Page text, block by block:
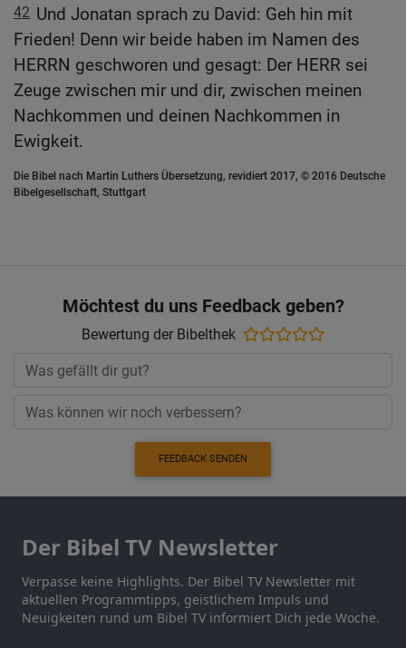
42 Und Jonatan sprach zu David: Geh hin mit
Frieden! Denn wir beide haben im Namen des
HERRN geschworen und gesagt: Der HERR sei
Zeuge zwischen mir und dir, zwischen meinen
Nachkommen und deinen Nachkommen in
Ewigkeit.
Die Bibel nach Martin Luthers Übersetzung, revidiert 2017, © 2016 Deutsche
Bibelgesellschaft, Stuttgart
Möchtest du uns Feedback geben?
Bewertung der Bibelthek
FEEDBACK SENDEN
Der Bibel TV Newsletter
Verpasse keine Highlights. Der Bibel TV Newsletter mit
aktuellen Programmtipps, geistlichem Impuls und
Neuigkeiten rund um Bibel TV informiert Dich jede Woche.